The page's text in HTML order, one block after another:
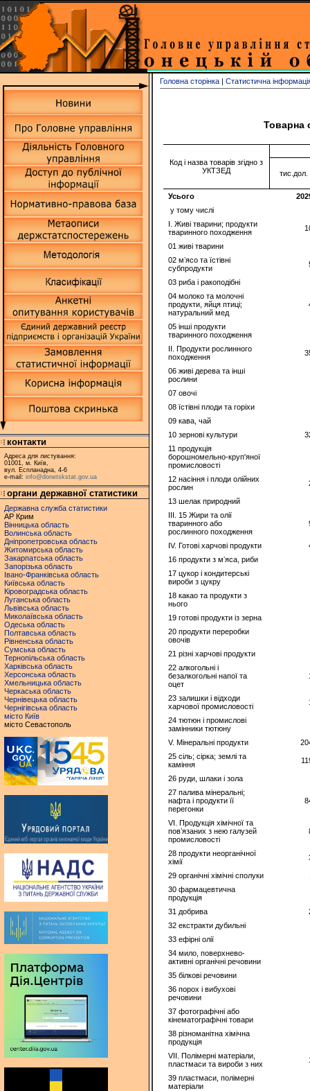
контакти
Адреса для листування:
01001, м. Київ,
вул. Еспланадна, 4-6
e-mail: info@donetskstat.gov.ua
органи державної статистики
Державна служба статистики
АР Крим
Вінницька область
Волинська область
Дніпропетровська область
Житомирська область
Закарпатська область
Запорізька область
Івано-Франківська область
Київська область
Кіровоградська область
Луганська область
Львівська область
Миколаївська область
Одеська область
Полтавська область
Рівненська область
Сумська область
Тернопільська область
Харківська область
Херсонська область
Хмельницька область
Черкаська область
Чернівецька область
Чернігівська область
місто Київ
місто Севастополь
Головна сторінка | Статистична
Товарна
Код і назва товарів згідно з
УКТЗЕД
Усього
у тому числі
I. Живi тварини; продукти
тваринного походження
01 живi тварини
02 мʼясо та їстівні
субпродукти
03 риба i ракоподібні
04 молоко та молочні
продукти, яйця птиці;
натуральний мед
05 інші продукти
тваринного походження
II. Продукти рослинного
походження
06 живі дерева та інші
рослини
07 овочi
08 їстівні плоди та горiхи
09 кава, чай
10 зерновi культури
11 продукцiя
борошномельно-круп'яної
промисловості
12 насiння і плоди олійних
рослин
13 шелак природний
ІІІ. 15 Жири та олії
тваринного або
рослинного походження
IV. Готові харчові продукти
16 продукти з мʼяса, риби
17 цукор і кондитерські
вироби з цукру
18 какао та продукти з
нього
19 готові продукти із зерна
20 продукти переробки
овочів
21 різнi харчовi продукти
22 алкогольні і
безалкогольні напої та
оцет
23 залишки і вiдходи
харчової промисловості
24 тютюн і промислові
замінники тютюну
V. Мiнеральнi продукти
25 сіль; сірка; землі та
каміння
26 руди, шлаки і зола
27 палива мінеральні;
нафта і продукти її
перегонки
VI. Продукція хімічної та
повʼязаних з нею галузей
промисловостi
28 продукти неорганiчної
хiмiї
29 органiчнi хiмiчнi сполуки
30 фармацевтична
продукція
31 добрива
32 екстракти дубильнi
33 ефiрнi олії
34 мило, поверхнево-
активні органічні речовини
35 бiлковi речовини
36 порох і вибуховi
речовини
37 фотографічні або
кінематографічні товари
38 різноманітна хімічна
продукція
VII. Полімерні матеріали,
пластмаси та вироби з них
39 пластмаси, полімерні
матеріали